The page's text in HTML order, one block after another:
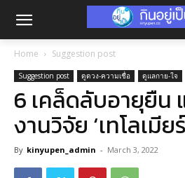
Home Suggestion post
Suggestion post ดูดวง-ความเชื่อ ดูแลกาย-ใจ
6 เคล็ดลับอายุยืน
งานวิจัย ‘เทโลเมีย
By kinyupen_admin - March 3, 2022